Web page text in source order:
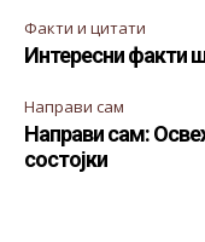
Факти и цитати
Интересни факти
Направи сам
Направи сам:
состојки